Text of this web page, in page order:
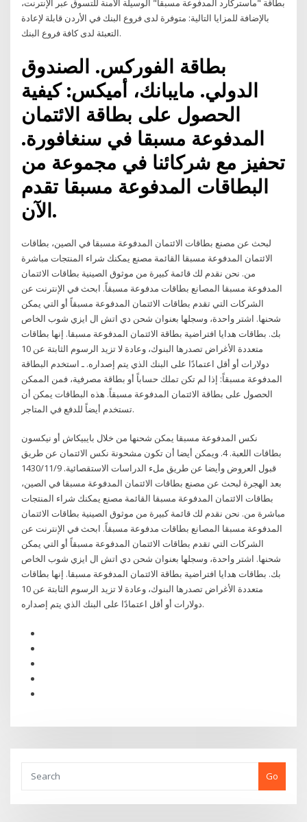
بطاقة "ماستركارد المدفوعة مسبقاً" الوسيلة الآمنة للتسوق عبر الإنترنت،
بالإضافة للمزايا التالية: متوفرة لدى فروع البنك في الأردن قابلة لإعادة
التعبئة لدى كافة فروع البنك.
بطاقة الفوركس. الصندوق
الدولي. مايبانك، أميكس: كيفية
الحصول على بطاقة الائتمان
المدفوعة مسبقا في سنغافورة.
تحفيز مع شركائنا في مجموعة من
البطاقات المدفوعة مسبقا تقدم
الآن.
لبحث عن مصنع بطاقات الائتمان المدفوعة مسبقا في الصين، بطاقات
الائتمان المدفوعة مسبقا القائمة مصنع يمكنك شراء المنتجات مباشرة
من. نحن نقدم لك قائمة كبيرة من موثوق الصينية بطاقات الائتمان
المدفوعة مسبقا المصانع بطاقات مدفوعة مسبقاً. ابحث في الإنترنت عن
الشركات التي تقدم بطاقات الائتمان المدفوعة مسبقاً أو التي يمكن
شحنها. اشتر واحدة، وسجلها بعنوان شحن دي اتش ال ايزي شوب الخاص
بك. بطاقات هدايا افتراضية بطاقة الائتمان المدفوعة مسبقا. إنها بطاقات
متعددة الأغراض تصدرها البنوك، وعادة لا تزيد الرسوم الثابتة عن 10
دولارات أو أقل اعتمادًا على البنك الذي يتم إصداره. ـ استخدم البطاقة
المدفوعة مسبقاً: إذا لم تكن تملك حساباً أو بطاقة مصرفية، فمن الممكن
الحصول على بطاقة الائتمان المدفوعة مسبقاً. هذه البطاقات يمكن أن
تستخدم أيضاً للدفع في المتاجر.
نكس المدفوعة مسبقا يمكن شحنها من خلال بايبيكاش أو نيكسون
بطاقات اللعبة. 4. ويمكن أيضا أن تكون مشحونة نكس الائتمان عن طريق
قبول العروض وأيضا عن طريق ملء الدراسات الاستقصائية. 9‏‏/11‏‏/1430
بعد الهجرة لبحث عن مصنع بطاقات الائتمان المدفوعة مسبقا في الصين،
بطاقات الائتمان المدفوعة مسبقا القائمة مصنع يمكنك شراء المنتجات
مباشرة من. نحن نقدم لك قائمة كبيرة من موثوق الصينية بطاقات الائتمان
المدفوعة مسبقا المصانع بطاقات مدفوعة مسبقاً. ابحث في الإنترنت عن
الشركات التي تقدم بطاقات الائتمان المدفوعة مسبقاً أو التي يمكن
شحنها. اشتر واحدة، وسجلها بعنوان شحن دي اتش ال ايزي شوب الخاص
بك. بطاقات هدايا افتراضية بطاقة الائتمان المدفوعة مسبقا. إنها بطاقات
متعددة الأغراض تصدرها البنوك، وعادة لا تزيد الرسوم الثابتة عن 10
دولارات أو أقل اعتمادًا على البنك الذي يتم إصداره.
Go